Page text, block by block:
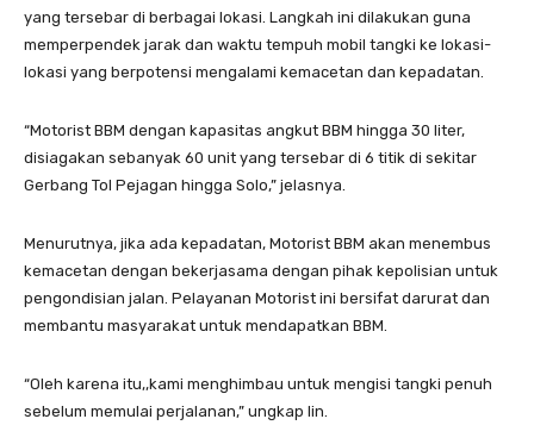
yang tersebar di berbagai lokasi. Langkah ini dilakukan guna
memperpendek jarak dan waktu tempuh mobil tangki ke lokasi-
lokasi yang berpotensi mengalami kemacetan dan kepadatan.
“Motorist BBM dengan kapasitas angkut BBM hingga 30 liter,
disiagakan sebanyak 60 unit yang tersebar di 6 titik di sekitar
Gerbang Tol Pejagan hingga Solo,” jelasnya.
Menurutnya, jika ada kepadatan, Motorist BBM akan menembus
kemacetan dengan bekerjasama dengan pihak kepolisian untuk
pengondisian jalan. Pelayanan Motorist ini bersifat darurat dan
membantu masyarakat untuk mendapatkan BBM.
“Oleh karena itu,,kami menghimbau untuk mengisi tangki penuh
sebelum memulai perjalanan,” ungkap Iin.